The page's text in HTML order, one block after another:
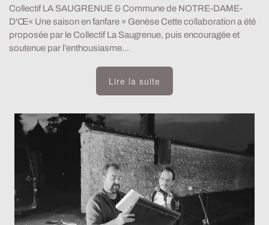
Collectif LA SAUGRENUE & Commune de NOTRE-DAME-
D'Œ« Une saison en fanfare » Genèse Cette collaboration a été
proposée par le Collectif La Saugrenue, puis encouragée et
soutenue par l’enthousiasme...
Lire la suite